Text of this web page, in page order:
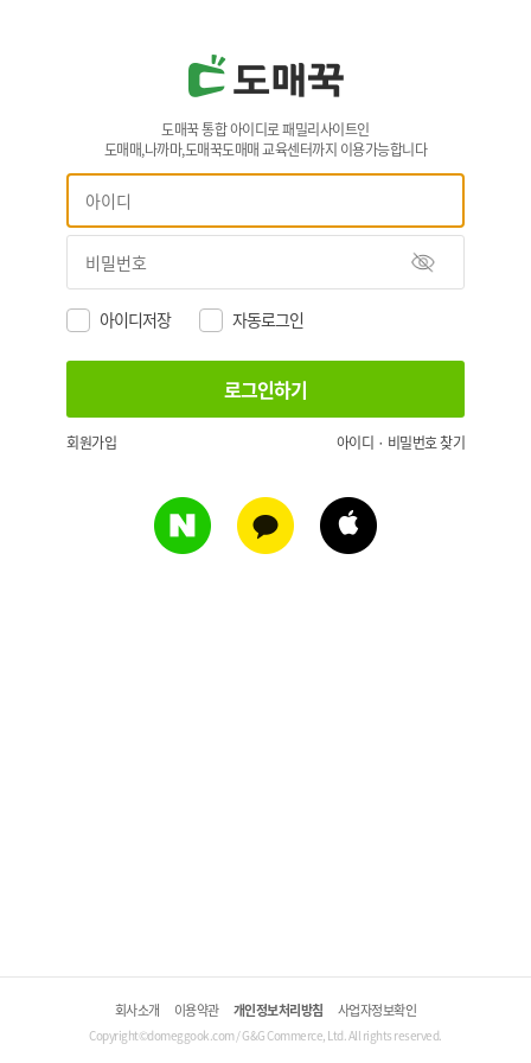
도매꾹 통합 아이디로 패밀리사이트인
도매매,나까마,도매꾹도매매 교육센터까지 이용가능합니다
아이디저장 자동로그인
회원가입 아이디 · 비밀번호 찾기
회사소개 이용약관 개인정보처리방침 사업자정보확인
Copyright©domeggook.com / G&G Commerce, Ltd. All rights reserved.